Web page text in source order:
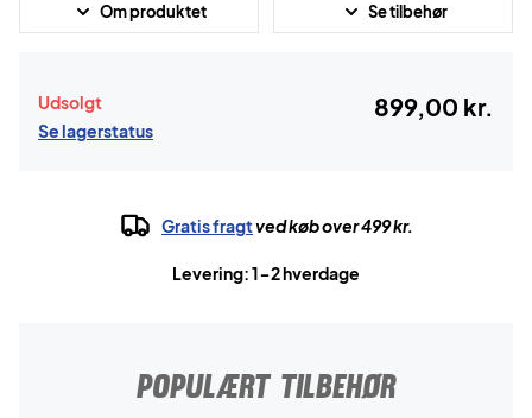
Om produktet Se tilbehør
Udsolgt
Se lagerstatus
899,00 kr.
Gratis fragtved køb over 499 kr.
Levering: 1-2 hverdage
POPULÆRT TILBEHØR